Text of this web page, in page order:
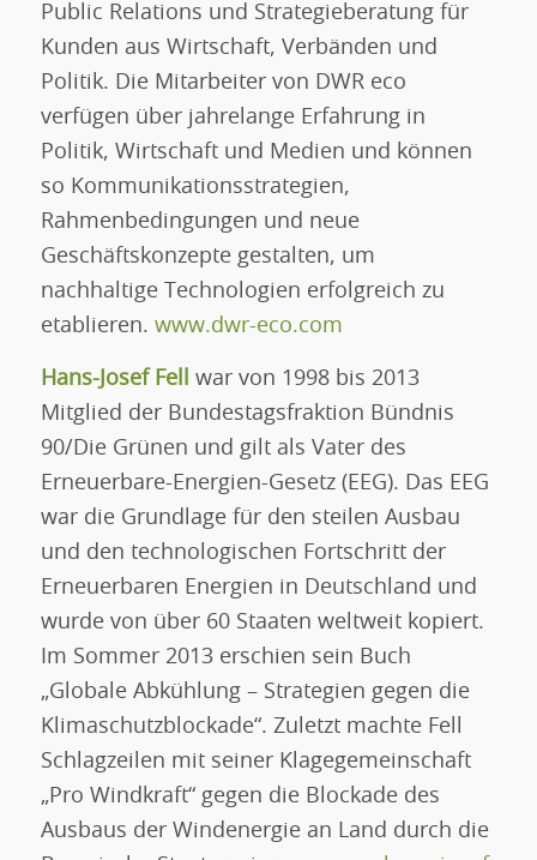
Public Relations und Strategieberatung für
Kunden aus Wirtschaft, Verbänden und
Politik. Die Mitarbeiter von DWR eco
verfügen über jahrelange Erfahrung in
Politik, Wirtschaft und Medien und können
so Kommunikationsstrategien,
Rahmenbedingungen und neue
Geschäftskonzepte gestalten, um
nachhaltige Technologien erfolgreich zu
etablieren. www.dwr-eco.com
Hans-Josef Fell
war von 1998 bis 2013
Mitglied der Bundestagsfraktion Bündnis
90/Die Grünen und gilt als Vater des
Erneuerbare-Energien-Gesetz (EEG). Das EEG
war die Grundlage für den steilen Ausbau
und den technologischen Fortschritt der
Erneuerbaren Energien in Deutschland und
wurde von über 60 Staaten weltweit kopiert.
Im Sommer 2013 erschien sein Buch
„Globale Abkühlung – Strategien gegen die
Klimaschutzblockade“. Zuletzt machte Fell
Schlagzeilen mit seiner Klagegemeinschaft
„Pro Windkraft“ gegen die Blockade des
Ausbaus der Windenergie an Land durch die